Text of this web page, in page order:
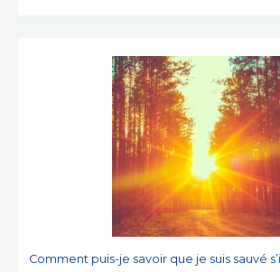
Comment puis-je savoir que je suis sauvé